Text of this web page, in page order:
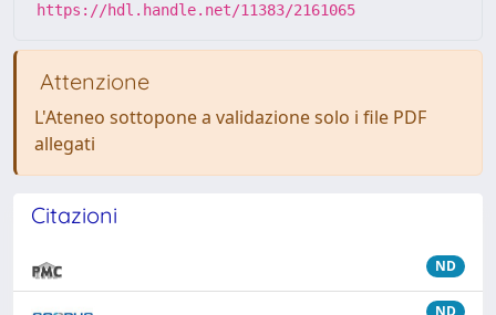
https://hdl.handle.net/11383/2161065
Attenzione
L'Ateneo sottopone a validazione solo i file PDF
allegati
Citazioni
ND